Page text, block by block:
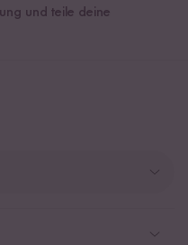
und teile deine